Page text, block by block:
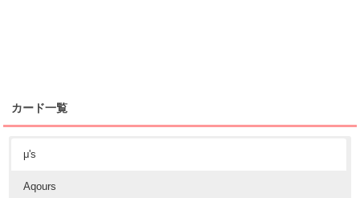
カード一覧
μ's
Aqours